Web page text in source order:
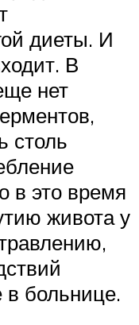
диеты. И
В
нет
столь
в это время
живота у
в больнице.